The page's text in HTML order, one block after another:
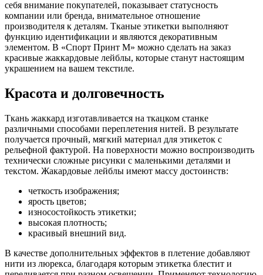
себя внимание покупателей, показывает статусность
компании или бренда, внимательное отношение
производителя к деталям. Тканые этикетки выполняют
функцию идентификации и являются декоративным
элементом. В «Спорт Принт М» можно сделать на заказ
красивые жаккардовые лейблы, которые станут настоящим
украшением на вашем текстиле.
Красота и долговечность
Ткань жаккард изготавливается на ткацком станке
различными способами переплетения нитей. В результате
получается прочный, мягкий материал для этикеток с
рельефной фактурой. На поверхности можно воспроизводить
технически сложные рисунки с маленькими деталями и
текстом. Жакардовые лейблы имеют массу достоинств:
четкость изображения;
ярость цветов;
износостойкость этикетки;
высокая плотность;
красивый внешний вид.
В качестве дополнительных эффектов в плетение добавляют
нити из люрекса, благодаря которым этикетка блестит и